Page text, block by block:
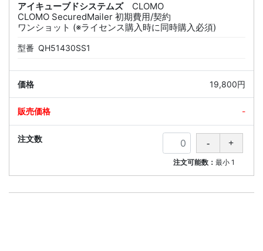
アイキューブドシステムズ
CLOMO
CLOMO SecuredMailer 初期費用/契約
ワンショット (※ライセンス購入時に同時購入必須)
型番 QH51430SS1
19,800円
-
注文可能数：最小 1